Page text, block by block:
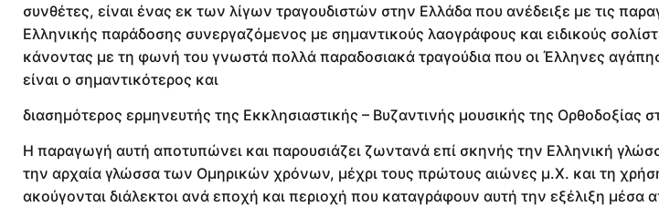
συνθέτες, είναι ένας εκ των λίγων τραγουδιστών στην Ελλάδα που ανέδειξε με τις
Ελληνικής παράδοσης συνεργαζόμενος με σημαντικούς λαογράφους και ειδικούς
κάνοντας με τη φωνή του γνωστά πολλά παραδοσιακά τραγούδια που οι Έλληνες
είναι ο σημαντικότερος και
διασημότερος ερμηνευτής της Εκκλησιαστικής – Βυζαντινής μουσικής της Ορθοδοξίας
Η παραγωγή αυτή αποτυπώνει και παρουσιάζει ζωντανά επί σκηνής την Ελληνική
την αρχαία γλώσσα των Ομηρικών χρόνων, μέχρι τους πρώτους αιώνες μ.Χ. και τη
ακούγονται διάλεκτοι ανά εποχή και περιοχή που καταγράφουν αυτή την εξέλιξη μέσα